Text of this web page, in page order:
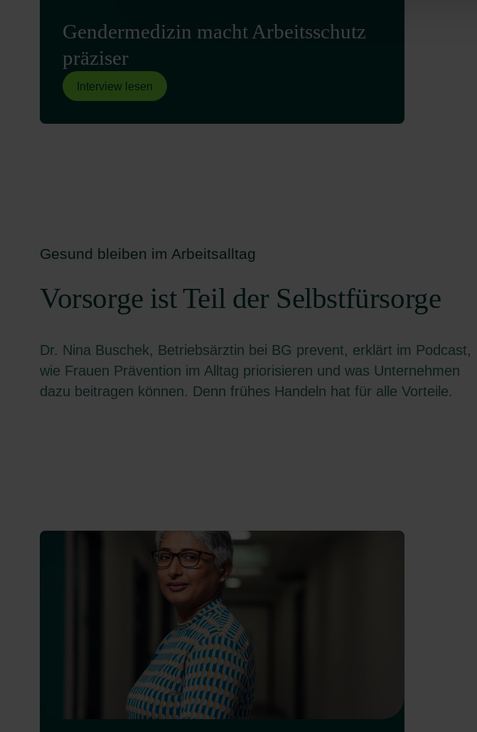
Gendermedizin macht Arbeitsschutz
präziser
Interview lesen
Gesund bleiben im Arbeitsalltag
Vorsorge ist Teil der Selbstfürsorge
Dr. Nina Buschek, Betriebsärztin bei BG prevent, erklärt im Podcast,
wie Frauen Prävention im Alltag priorisieren und was Unternehmen
dazu beitragen können. Denn frühes Handeln hat für alle Vorteile.